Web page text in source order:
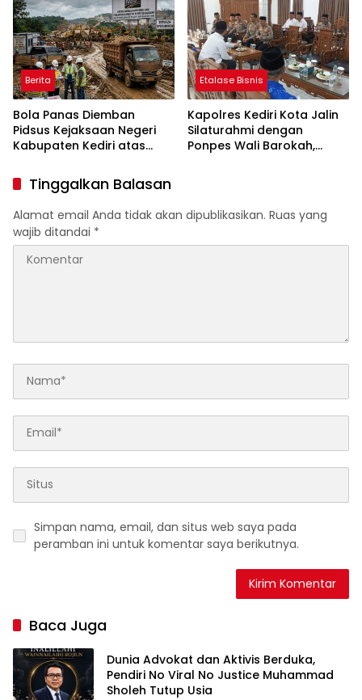
Daerah
Berita
Bola Panas Diemban
Pidsus Kejaksaan Negeri
Kabupaten Kediri atas
Penggunaan Material
Ilegal Proyek Tol Kediri
Oleh PT. HASTARI JAYA
SENTOSA
Etalase Bisnis
Kapolres Kediri Kota Jalin
Silaturahmi dengan
Ponpes Wali Barokah,
Tinggalkan Balasan
Alamat email Anda tidak akan dipublikasikan. Ruas yang
wajib ditandai *
Simpan nama, email, dan situs web saya pada
peramban ini untuk komentar saya berikutnya.
Baca Juga
Dunia Advokat dan Aktivis Berduka,
Pendiri No Viral No Justice Muhammad
Sholeh Tutup Usia